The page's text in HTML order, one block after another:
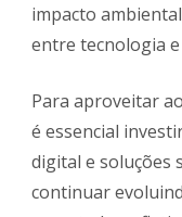
impacto
entre tecnologia
Para aproveitar
é essencial
digital e soluções
continuar